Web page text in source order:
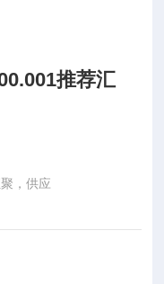
推荐汇
，供应